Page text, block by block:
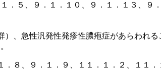
５、９．１．１０、９．１．１３、９
、急性汎発性発疹性膿疱症があらわれる
８、９．１．９、１１．１．２、１１．